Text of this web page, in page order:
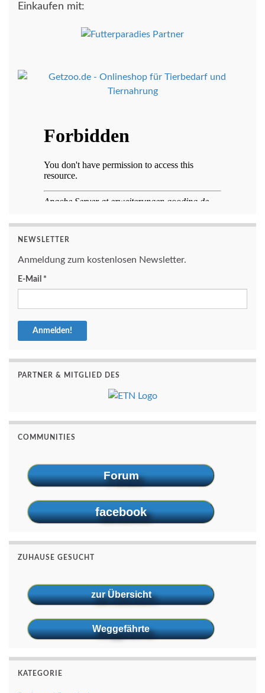
Einkaufen mit:
NEWSLETTER
Anmeldung zum kostenlosen Newsletter.
E-Mail *
PARTNER & MITGLIED DES
COMMUNITIES
Forum
facebook
ZUHAUSE GESUCHT
zur Übersicht
Weggefährte
KATEGORIE